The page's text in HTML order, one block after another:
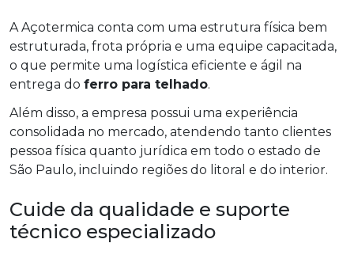
A Açotermica conta com uma estrutura física bem
estruturada, frota própria e uma equipe capacitada,
o que permite uma logística eficiente e ágil na
entrega do ferro para telhado.
Além disso, a empresa possui uma experiência
consolidada no mercado, atendendo tanto clientes
pessoa física quanto jurídica em todo o estado de
São Paulo, incluindo regiões do litoral e do interior.
Cuide da qualidade e suporte
técnico especializado